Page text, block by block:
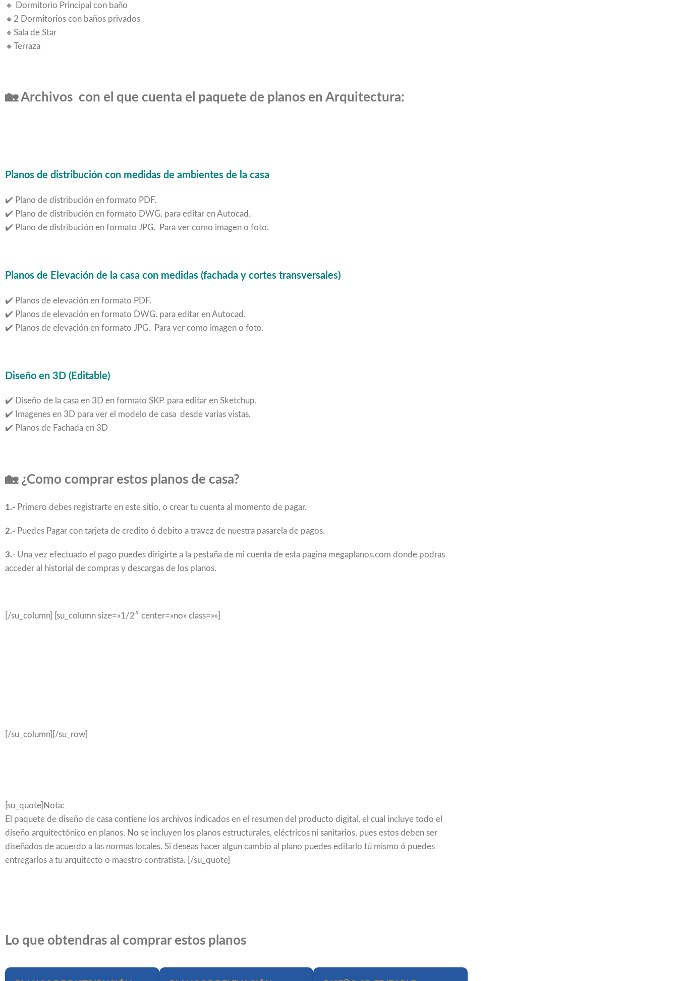
🔸 Dormitorio Principal con baño
🔸2 Dormitorios con baños privados
🔸Sala de Star
🔸Terraza
🏡Archivos con el que cuenta el paquete de planos en Arquitectura:
Planos de distribución con medidas de ambientes de la casa
✔️ Plano de distribución en formato PDF.
✔️ Plano de distribución en formato DWG. para editar en Autocad.
✔️ Plano de distribución en formato JPG. Para ver como imagen o foto.
Planos de Elevación de la casa con medidas (fachada y cortes transversales)
✔️ Planos de elevación en formato PDF.
✔️ Planos de elevación en formato DWG. para editar en Autocad.
✔️ Planos de elevación en formato JPG. Para ver como imagen o foto.
Diseño en 3D (Editable)
✔️ Diseño de la casa en 3D en formato SKP. para editar en Sketchup.
✔️ Imagenes en 3D para ver el modelo de casa desde varias vistas.
✔️ Planos de Fachada en 3D
🏡 ¿Como comprar estos planos de casa?
1.- Primero debes registrarte en este sitio, o crear tu cuenta al momento de pagar.
2.- Puedes Pagar con tarjeta de credito ó debito a travez de nuestra pasarela de pagos.
3.- Una vez efectuado el pago puedes dirigirte a la pestaña de mi cuenta de esta pagina megaplanos.com donde podras
acceder al historial de compras y descargas de los planos.
[/su_column] [su_column size=»1/2″ center=»no» class=»»]
[/su_column][/su_row]
[su_quote]Nota:
El paquete de diseño de casa contiene los archivos indicados en el resumen del producto digital, el cual incluye todo el
diseño arquitectónico en planos. No se incluyen los planos estructurales, eléctricos ni sanitarios, pues estos deben ser
diseñados de acuerdo a las normas locales. Si deseas hacer algun cambio al plano puedes editarlo tú mismo ó puedes
entregarlos a tu arquitecto o maestro contratista. [/su_quote]
Lo que obtendras al comprar estos planos